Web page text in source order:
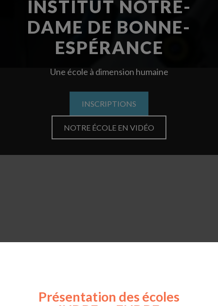
INSTITUT NOTRE-
DAME DE BONNE-
ESPÉRANCE
Une école à dimension humaine
INSCRIPTIONS
NOTRE ÉCOLE EN VIDÉO
Présentation des écoles